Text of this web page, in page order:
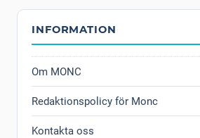
INFORMATION
Om MONC
Redaktionspolicy för Monc
Kontakta oss